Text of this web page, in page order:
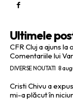
Ultimele
CFR Cluj a ajuns
Comentariile lui
DIVERSE NOUTATI 8
Cristi Chivu a
mi-a plăcut în